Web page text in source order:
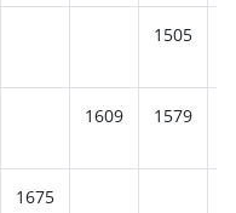
1505
1609 1579
1675